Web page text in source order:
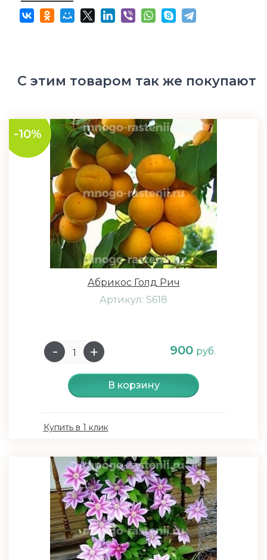
С этим товаром так же покупают
-10%
Абрикос Голд Рич
Артикул: S618
900 руб.
В корзину
Купить в 1 клик